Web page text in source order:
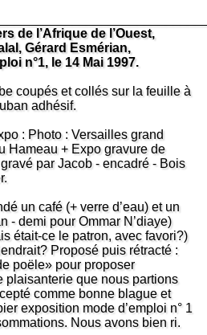
de l’Afrique de l’Ouest,
Gérard Esmérian,
n°1, le 14 Mai 1997.
coupés et collés sur la feuille à
adhésif.
: Photo : Versailles grand
Hameau + Expo gravure de
par Jacob - encadré - Bois
un café (+ verre d’eau) et un
- demi pour Ommar N’diaye)
était-ce le patron, avec favori?)
Proposé puis rétracté :
poële» pour proposer
plaisanterie que nous partions
comme bonne blague et
exposition mode d’emploi n° 1
Nous avons bien ri.